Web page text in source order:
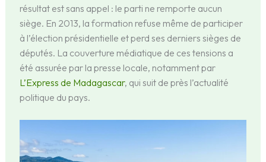
résultat est sans appel : le parti ne remporte aucun
siège. En 2013, la formation refuse même de participer
à l’élection présidentielle et perd ses derniers sièges de
députés. La couverture médiatique de ces tensions a
été assurée par la presse locale, notamment par
L’Express de Madagascar, qui suit de près l’actualité
politique du pays.